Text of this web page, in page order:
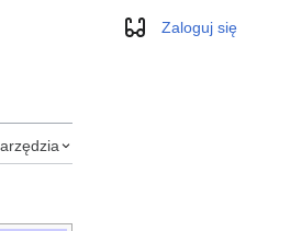
WyglądZaloguj się